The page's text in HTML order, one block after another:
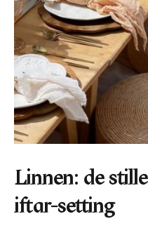
Linnen: de
iftar-setting